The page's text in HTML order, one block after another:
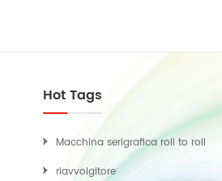
Hot Tags
Macchina serigrafica roll to roll
riavvolgitore